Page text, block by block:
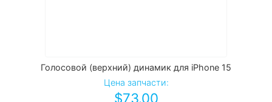
Голосовой (верхний) динамик для iPhone 15
Цена запчасти:
$73.00